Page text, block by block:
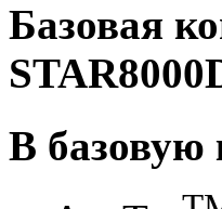
Базовая
В базовую